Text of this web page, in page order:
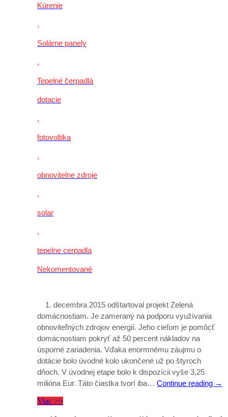
Kúrenie
,
Solárne panely
,
Tepelné čerpadlá
dotacie
,
fotovoltika
,
obnovitelne zdroje
,
solar
,
tepelne cerpadla
Nekomentované
1. decembra 2015 odštartoval projekt Zelená
domácnostiam. Je zameraný na podporu využívania
obnoviteľných zdrojov energií. Jeho cieľom je pomôcť
domácnostiam pokryť až 50 percent nákladov na
úsporné zariadenia. Vďaka enormnému záujmu o
dotácie bolo úvodné kolo ukončené už po štyroch
dňoch. V úvodnej etape bolo k dispozícii vyše 3,25
milióna Eur. Táto čiastka tvorí iba… Continue reading →
Viac >>